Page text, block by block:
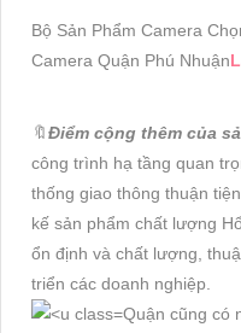
Bộ Sản Phẩm Camera
Camera Quận Phú Nhuận
🔖Điểm cộng thêm của
công trình hạ tầng quan
thống giao thông thuận
kế sản phẩm chất lượng
ổn định và chất lượng,
triển các doanh nghiệp.
Quận cũng có